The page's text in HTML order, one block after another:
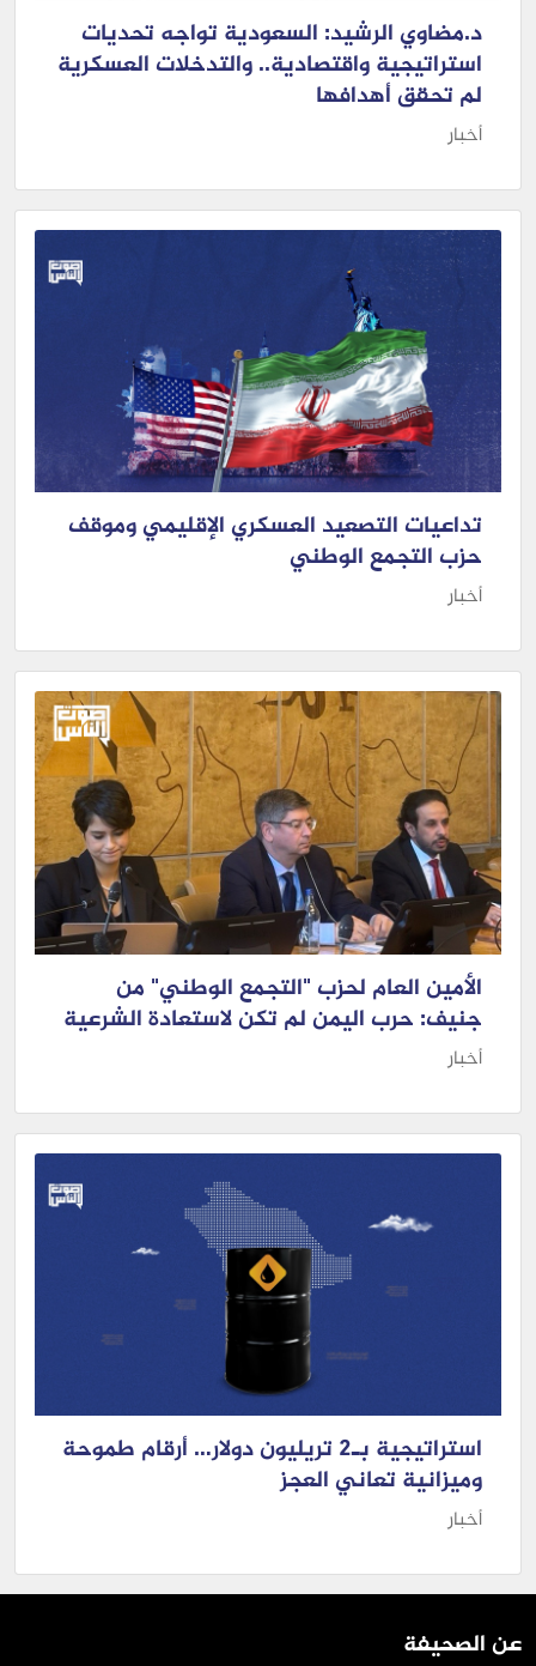
د.مضاوي الرشيد: السعودية تواجه تحديات
استراتيجية واقتصادية.. والتدخلات العسكرية
لم تحقق أهدافها
أخبار
تداعيات التصعيد العسكري الإقليمي وموقف
حزب التجمع الوطني
أخبار
الأمين العام لحزب "التجمع الوطني" من
جنيف: حرب اليمن لم تكن لاستعادة الشرعية
أخبار
استراتيجية بـ2 تريليون دولار… أرقام طموحة
وميزانية تعاني العجز
أخبار
عن الصحيفة